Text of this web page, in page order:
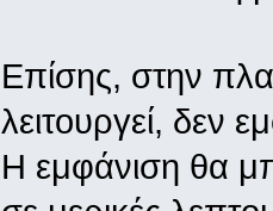
Επίσης, στην
λειτουργεί, δεν
Η εμφάνιση θα